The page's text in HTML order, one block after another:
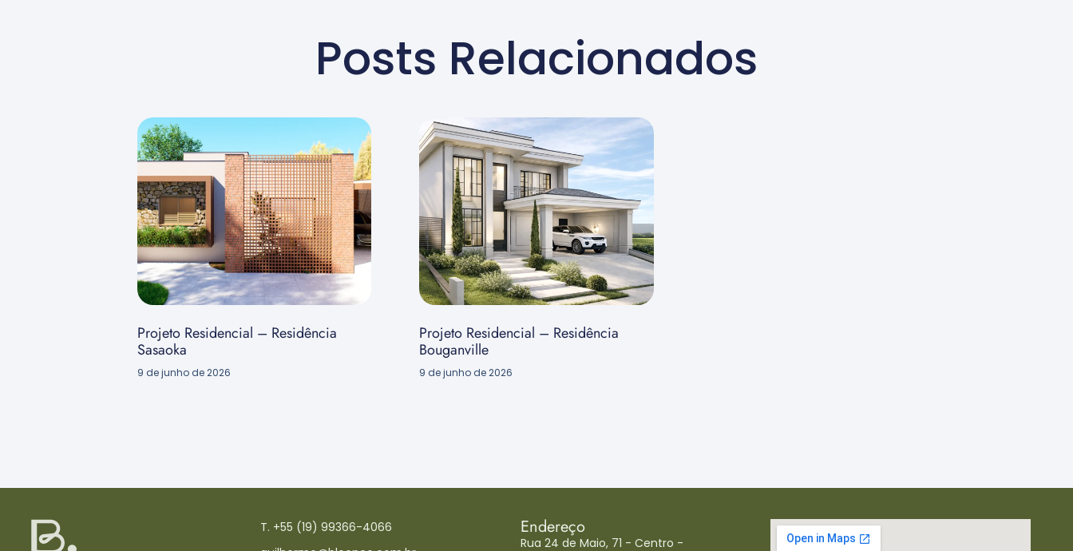
Posts Relacionados
Projeto Residencial – Residência
Sasaoka
9 de junho de 2026
Projeto Residencial – Residência
Bouganville
9 de junho de 2026
T. +55 (19) 99366-4066
Endereço
Rua 24 de Maio, 71 - Centro -